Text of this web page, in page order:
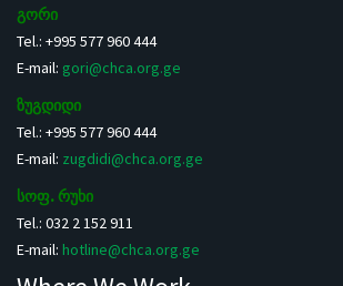
გორი
Tel.: +995 577 960 444
E-mail: gori@chca.org.ge
ზუგდიდი
Tel.: +995 577 960 444
E-mail: zugdidi@chca.org.ge
სოფ. რუხი
Tel.: 032 2 152 911
E-mail: hotline@chca.org.ge